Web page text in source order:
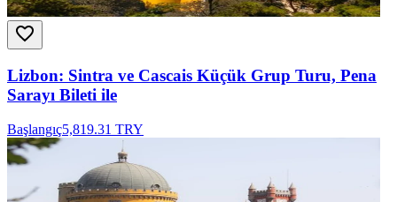
Lizbon: Sintra ve Cascais Küçük Grup Turu, Pena
Sarayı Bileti ile
Başlangıç5,819.31 TRY